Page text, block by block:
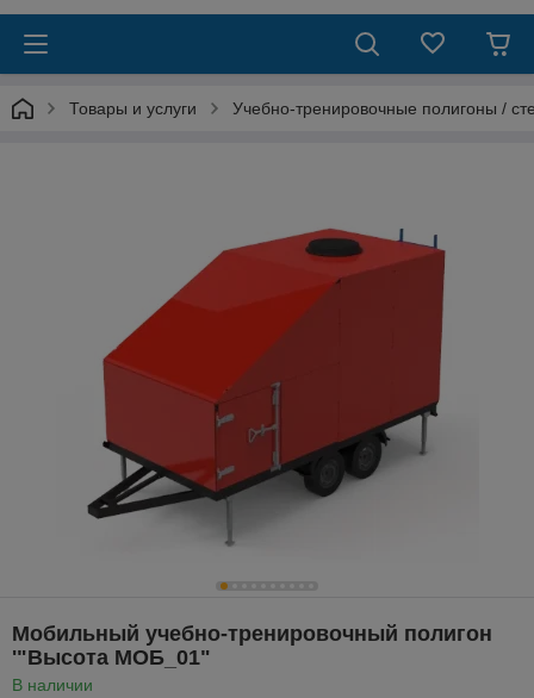
Товары и услуги Учебно-тренировочные полигоны /
Мобильный учебно-тренировочный полигон
'"Высота МОБ_01"
В наличии